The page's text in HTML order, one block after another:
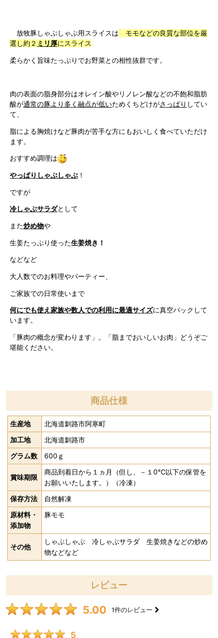
放牧豚しゃぶしゃぶ用スライスは モモなどの良質な部位を厳
選し約２ ミリ厚にスライス
柔らかく旨味たっぷりでお野菜との相性抜群です。
肉の表面の脂身部分はオレイン酸やリノレン酸などの不飽和脂肪
酸が通常の豚より多く融点が低いためくちどけがさっぱり してい
て、
脂による胸焼けなど豚肉が苦手な方にもおいしく食べていただけ
ます。
おすすめ調理は
やっぱりしゃぶしゃぶ ！
ですが
冷しゃぶサラダとして
また炒め物や
生姜たっぷり使った生姜焼き！
などなど
大人数でのお料理やパーティー、
ご家族での日常使いまで
何にでも使え家族や数人での利用に最適サイズに真空パックして
います。
「豚肉の概念が変わります」。「脂までおいしいお肉」どうぞご
堪能ください。
商品仕様
生産地
北海道釧路市阿寒町
加工地
北海道釧路市
グラム数
600ｇ
賞味期限
商品到着日から１ヵ月（但し、－１0℃以下の保管を
お願いいたします。）（冷凍）
保存方法
自然解凍
原材料・
添加物
豚モモ
その他
しゃぶしゃぶ 冷しゃぶサラダ 生姜焼きなどの炒め
物などなど
レビュー
5.00 1件のレビュー
5